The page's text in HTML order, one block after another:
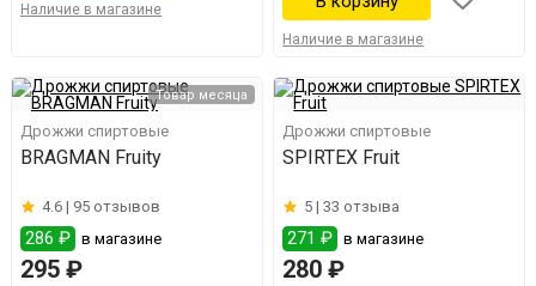
Наличие в магазине
Наличие в магазине
Товар месяца
Дрожжи спиртовые
BRAGMAN Fruity
4.6 | 95 отзывов
286 ₽ в магазине
295 ₽
Дрожжи спиртовые
SPIRTEX Fruit
5 |33 отзыва
271 ₽ в магазине
280 ₽